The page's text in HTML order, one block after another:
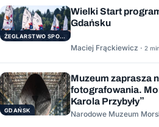
ŻEGLARSTWO SPORTOWE
Wielki Start
Gdańsku
Maciej Frąckiewicz · 2
GDAŃSK
Muzeum zaprasza
fotografowania.
Karola Przybyły”
Narodowe Muzeum